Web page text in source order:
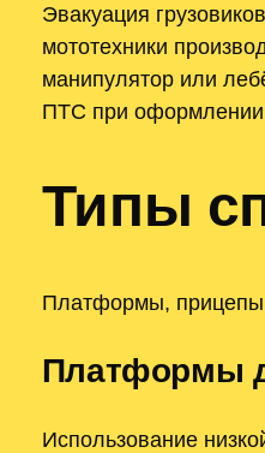
Эвакуация
мототехники
манипулятор или
ПТС при
Типы
Платформы, прицепы
Платформы
Использование